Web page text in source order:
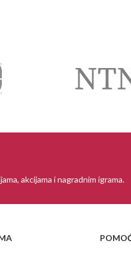
akcijama i nagradnim igrama.